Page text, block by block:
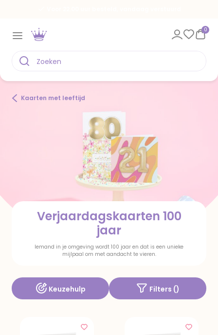
0
Kaarten met leeftijd
Verjaardagskaarten 100
jaar
Iemand in je omgeving wordt 100 jaar en dat is een unieke
mijlpaal om met aandacht te vieren.
Keuzehulp Filters ()